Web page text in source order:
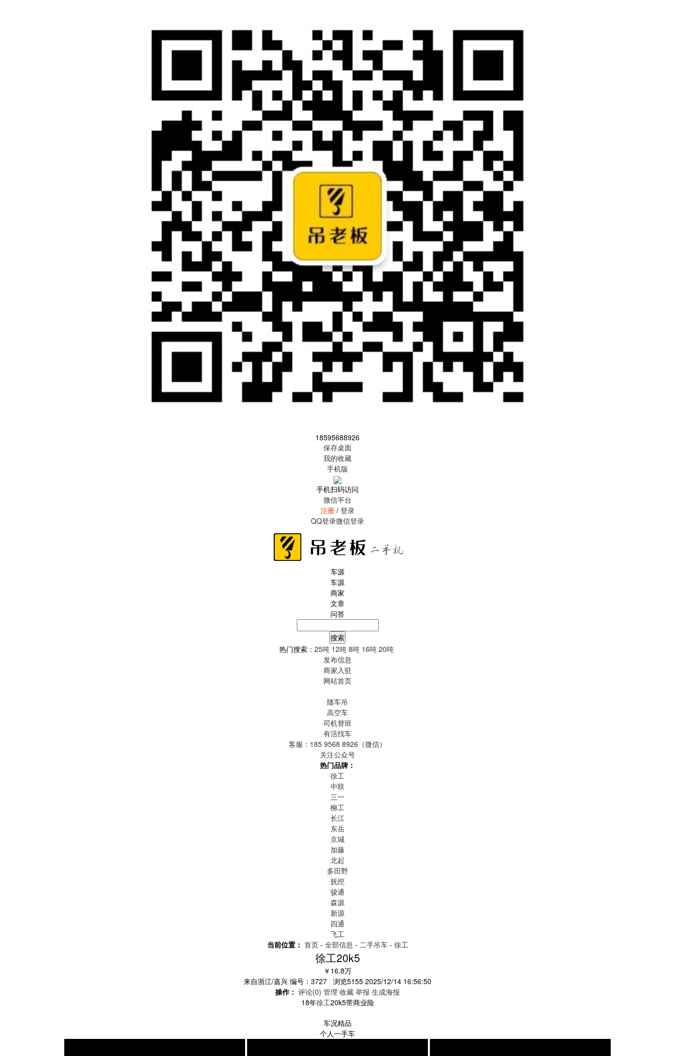
18595688926
保存桌面
我的收藏
手机版
手机扫码访问
微信平台
注册 / 登录
QQ登录微信登录
车源
车源
商家
文章
问答
热门搜索： 25吨 12吨 8吨 16吨 20吨
发布信息
商家入驻
网站首页
随车吊
高空车
司机替班
有活找车
客服：185 9568 8926（微信）
关注公众号
热门品牌：
徐工
中联
三一
柳工
长江
东岳
京城
加藤
北起
多田野
抚挖
骏通
森源
新源
四通
飞工
当前位置： 首页- 全部信息 - 二手吊车- 徐工
徐工20k5
￥16.8万
来自浙江/嘉兴 编号：3727 浏览5155 2025/12/14 16:56:50
操作： 评论(0) 管理 收藏 举报 生成海报
18年徐工20k5带商业险
车况精品
个人一手车